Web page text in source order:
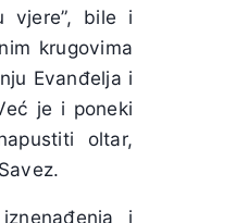
vjere”, bile i
krugovima
Evanđelja i
je i poneki
oltar,
i